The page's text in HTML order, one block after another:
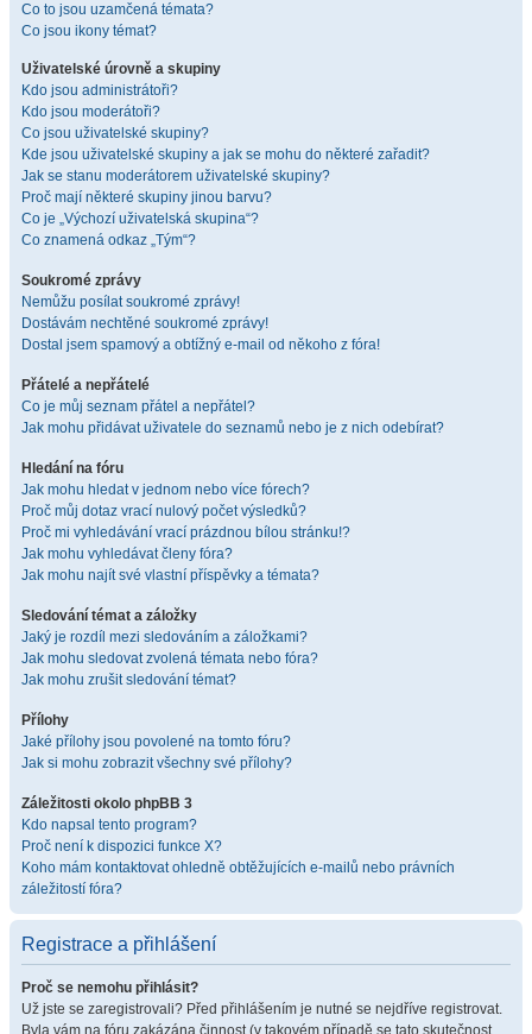
Co to jsou uzamčená témata?
Co jsou ikony témat?
Uživatelské úrovně a skupiny
Kdo jsou administrátoři?
Kdo jsou moderátoři?
Co jsou uživatelské skupiny?
Kde jsou uživatelské skupiny a jak se mohu do některé zařadit?
Jak se stanu moderátorem uživatelské skupiny?
Proč mají některé skupiny jinou barvu?
Co je „Výchozí uživatelská skupina“?
Co znamená odkaz „Tým“?
Soukromé zprávy
Nemůžu posílat soukromé zprávy!
Dostávám nechtěné soukromé zprávy!
Dostal jsem spamový a obtížný e-mail od někoho z fóra!
Přátelé a nepřátelé
Co je můj seznam přátel a nepřátel?
Jak mohu přidávat uživatele do seznamů nebo je z nich odebírat?
Hledání na fóru
Jak mohu hledat v jednom nebo více fórech?
Proč můj dotaz vrací nulový počet výsledků?
Proč mi vyhledávání vrací prázdnou bílou stránku!?
Jak mohu vyhledávat členy fóra?
Jak mohu najít své vlastní příspěvky a témata?
Sledování témat a záložky
Jaký je rozdíl mezi sledováním a záložkami?
Jak mohu sledovat zvolená témata nebo fóra?
Jak mohu zrušit sledování témat?
Přílohy
Jaké přílohy jsou povolené na tomto fóru?
Jak si mohu zobrazit všechny své přílohy?
Záležitosti okolo phpBB 3
Kdo napsal tento program?
Proč není k dispozici funkce X?
Koho mám kontaktovat ohledně obtěžujících e-mailů nebo právních
záležitostí fóra?
Registrace a přihlášení
Proč se nemohu přihlásit?
Už jste se zaregistrovali? Před přihlášením je nutné se nejdříve registrovat.
Byla vám na fóru zakázána činnost (v takovém případě se tato skutečnost